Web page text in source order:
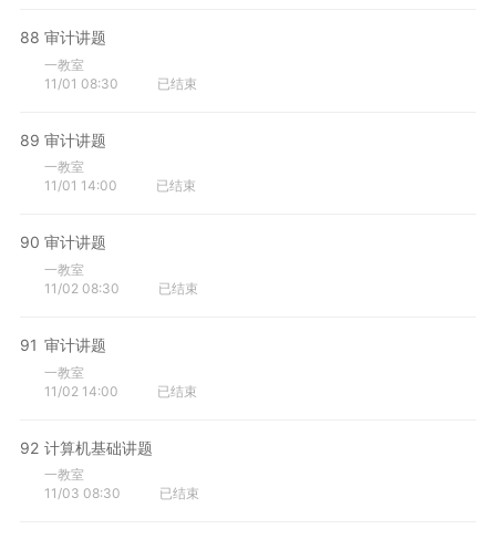
88 审计讲题
一教室
11/01 08:30
已结束
89 审计讲题
一教室
11/01 14:00
已结束
90 审计讲题
一教室
11/02 08:30
已结束
91 审计讲题
一教室
11/02 14:00
已结束
92 计算机基础讲题
一教室
11/03 08:30
已结束